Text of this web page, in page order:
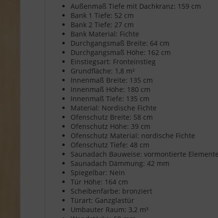
Außenmaß Tiefe mit Dachkranz: 159 cm
Bank 1 Tiefe: 52 cm
Bank 2 Tiefe: 27 cm
Bank Material: Fichte
Durchgangsmaß Breite: 64 cm
Durchgangsmaß Höhe: 162 cm
Einstiegsart: Fronteinstieg
Grundfläche: 1,8 m²
Innenmaß Breite: 135 cm
Innenmaß Höhe: 180 cm
Innenmaß Tiefe: 135 cm
Material: Nordische Fichte
Ofenschutz Breite: 58 cm
Ofenschutz Höhe: 39 cm
Ofenschutz Material: nordische Fichte
Ofenschutz Tiefe: 48 cm
Saunadach Bauweise: vormontierte
Saunadach Dämmung: 42 mm
Spiegelbar: Nein
Tür Höhe: 164 cm
Scheibenfarbe: bronziert
Türart: Ganzglastür
Umbauter Raum: 3,2 m³